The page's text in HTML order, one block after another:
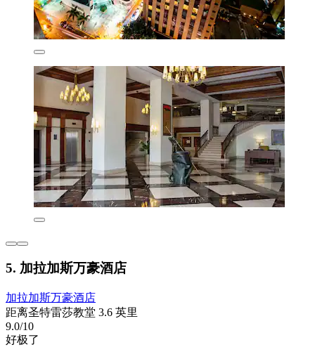
5. 加拉加斯万豪酒店
加拉加斯万豪酒店
距离圣特雷莎教堂 3.6 英里
9.0/10
好极了